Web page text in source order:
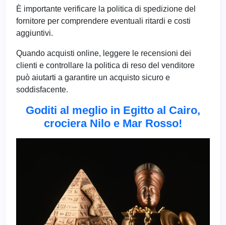
È importante verificare la politica di spedizione del
fornitore per comprendere eventuali ritardi e costi
aggiuntivi.
Quando acquisti online, leggere le recensioni dei
clienti e controllare la politica di reso del venditore
può aiutarti a garantire un acquisto sicuro e
soddisfacente.
Goditi al meglio in Egitto al Cairo,
crociera Nilo e Mar Rosso!